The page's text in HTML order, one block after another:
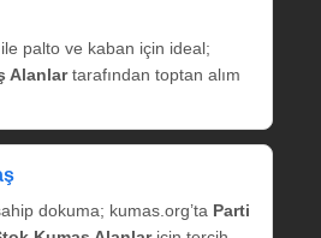
palto ve kaban için ideal;
Alanlartarafından toptan alım
dokuma; kumas.org’ta Parti